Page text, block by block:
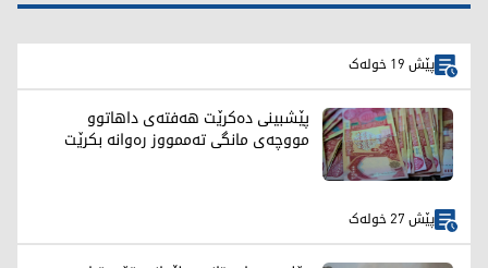
پێش 19 خولەک
پێشبینی دەکرێت هەفتەی داهاتوو
مووچەی مانگی تەممووز رەوانە بکرێت
پێش 27 خولەک